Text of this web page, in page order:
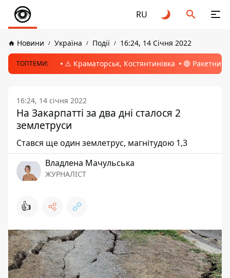
RU
Новини Україна Події 16:24, 14 Січня 2022
ТОПТЕМИ: ⚠️ Краматорськ, Костянтинівка 🔴 Ракетний
16:24, 14 січня 2022
На Закарпатті за два дні сталося 2
землетруси
Стався ще один землетрус, магнітудою 1,3
Владлена Мачульська
ЖУРНАЛІСТ
👍